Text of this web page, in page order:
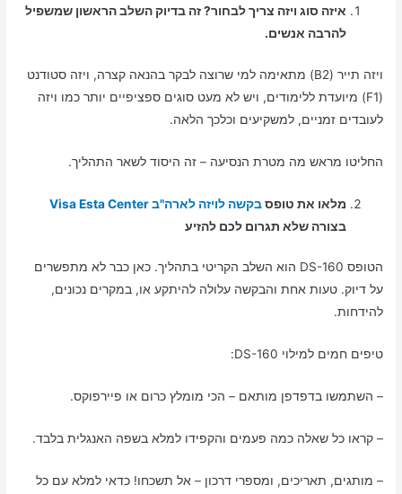
איזה סוג ויזה צריך לבחור? זה בדיוק השלב הראשון שמשפיל
להרבה אנשים.
ויזה תייר (B2) מתאימה למי שרוצה לבקר בהנאה קצרה, ויזה סטודנט
(F1) מיועדת ללימודים, ויש לא מעט סוגים ספציפיים יותר כמו ויזה
לעובדים זמניים, למשקיעים וכלכך הלאה.
החליטו מראש מה מטרת הנסיעה – זה היסוד לשאר התהליך.
מלאו את טופסבקשה לויזה לארה"ב Visa Esta Center
בצורה שלא תגרום לכם להזיע
הטופס DS-160 הוא השלב הקריטי בתהליך. כאן כבר לא מתפשרים
על דיוק. טעות אחת והבקשה עלולה להיתקע או, במקרים נכונים,
להידחות.
טיפים חמים למילוי DS-160:
– השתמשו בדפדפן מותאם – הכי מומלץ כרום או פיירפוקס.
– קראו כל שאלה כמה פעמים והקפידו למלא בשפה האנגלית בלבד.
– מותגים, תאריכים, ומספרי דרכון – אל תשכחו! כדאי למלא עם כל